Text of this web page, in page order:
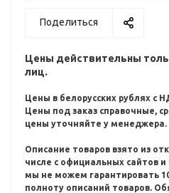
Поделиться
Цены действительны
лиц.
Цены в белорусских рублях с
Цены под заказ справочные,
цены уточняйте у менеджера.
Описание товаров взято из
числе с официальных сайтов и
мы не можем гарантировать
полноту описаний товаров.